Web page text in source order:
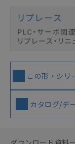
この形・シリ
カタログ/デ